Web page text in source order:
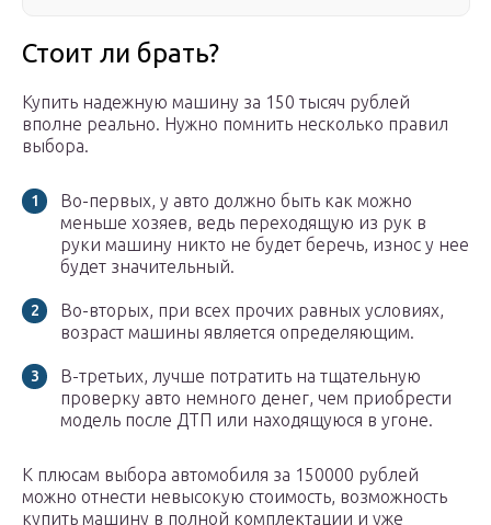
Стоит ли брать?
Купить надежную машину за 150 тысяч рублей
вполне реально. Нужно помнить несколько правил
выбора.
Во-первых, у авто должно быть как можно
меньше хозяев, ведь переходящую из рук в
руки машину никто не будет беречь, износ у нее
будет значительный.
Во-вторых, при всех прочих равных условиях,
возраст машины является определяющим.
В-третьих, лучше потратить на тщательную
проверку авто немного денег, чем приобрести
модель после ДТП или находящуюся в угоне.
К плюсам выбора автомобиля за 150000 рублей
можно отнести невысокую стоимость, возможность
купить машину в полной комплектации и уже